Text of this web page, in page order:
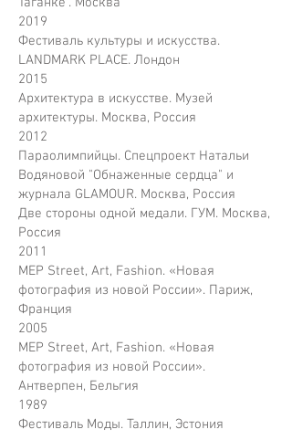
2019
Фестиваль культуры и искусства.
LANDMARK PLACE. Лондон
2015
Архитектура в искусстве. Музей
архитектуры. Москва, Россия
2012
Параолимпийцы. Спецпроект Натальи
Водяновой "Обнаженные сердца" и
журнала GLAMOUR. Москва, Россия
Две стороны одной медали. ГУМ. Москва,
Россия
2011
MEP Street, Art, Fashion. «Новая
фотография из новой России». Париж,
Франция
2005
MEP Street, Art, Fashion. «Новая
фотография из новой России».
Антверпен, Бельгия
1989
Фестиваль Моды. Таллин, Эстония